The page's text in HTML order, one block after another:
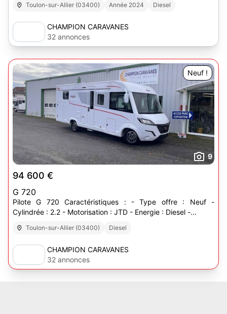
Toulon-sur-Allier (03400) Année 2024 Diesel
CHAMPION CARAVANES
32 annonces
Neuf !
9
94 600 €
G 720
Pilote G 720 Caractéristiques : - Type offre : Neuf -
Cylindrée : 2.2 - Motorisation : JTD - Energie : Diesel -...
Toulon-sur-Allier (03400) Diesel
CHAMPION CARAVANES
32 annonces